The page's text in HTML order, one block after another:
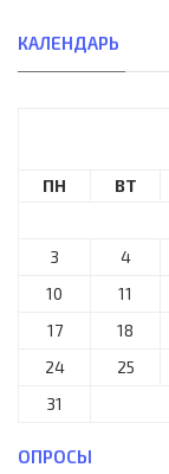
КАЛЕНДАРЬ
ПН ВТ
3
4
10
11
17
18
24
25
31
ОПРОСЫ